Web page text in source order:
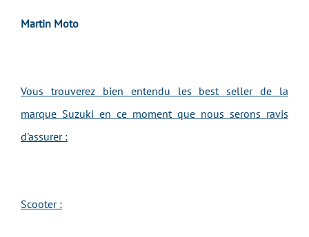
Martin Moto
Vous trouverez bien entendu les best seller de la
marque Suzuki en ce moment que nous serons ravis
d'assurer :
Scooter :